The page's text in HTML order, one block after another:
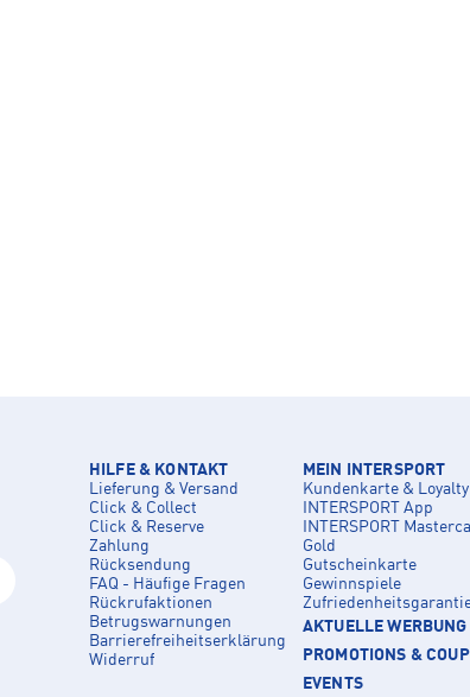
HILFE & KONTAKT
Lieferung & Versand
Click & Collect
Click & Reserve
Zahlung
Rücksendung
FAQ - Häufige Fragen
Rückrufaktionen
Betrugswarnungen
Barrierefreiheitserklärung
Widerruf
MEIN INTERSPORT
Kundenkarte & Loyalty
INTERSPORT App
INTERSPORT
Gold
Gutscheinkarte
Gewinnspiele
AKTUELLE WERBUNG
PROMOTIONS &
EVENTS